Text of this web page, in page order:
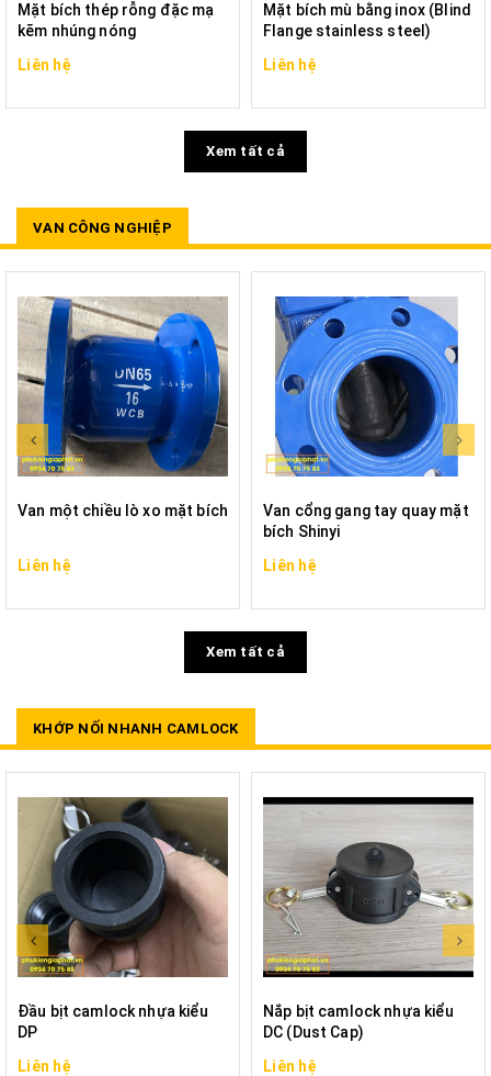
Mặt bích thép rỗng đặc mạ
kẽm nhúng nóng
Liên hệ
Mặt bích mù bằng inox (Blind
Flange stainless steel)
Liên hệ
Xem tất cả
VAN CÔNG NGHIỆP
Van một chiều lò xo mặt bích
Liên hệ
Van cổng gang tay quay mặt
bích Shinyi
Liên hệ
Xem tất cả
KHỚP NỐI NHANH CAMLOCK
Đầu bịt camlock nhựa kiểu
DP
Liên hệ
Nắp bịt camlock nhựa kiểu
DC (Dust Cap)
Liên hệ